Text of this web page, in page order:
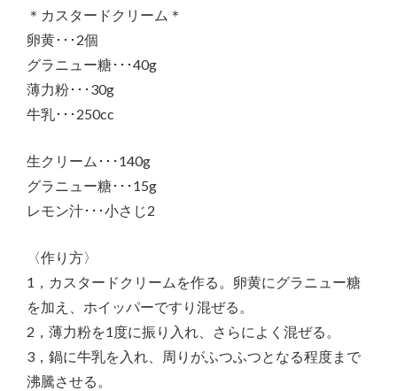
＊カスタードクリーム＊
卵黄･･･2個
グラニュー糖･･･40g
薄力粉･･･30g
牛乳･･･250cc
生クリーム･･･140g
グラニュー糖･･･15g
レモン汁･･･小さじ2
〈作り方〉
1，カスタードクリームを作る。卵黄にグラニュー糖
を加え、ホイッパーですり混ぜる。
2，薄力粉を1度に振り入れ、さらによく混ぜる。
3，鍋に牛乳を入れ、周りがふつふつとなる程度まで
沸騰させる。